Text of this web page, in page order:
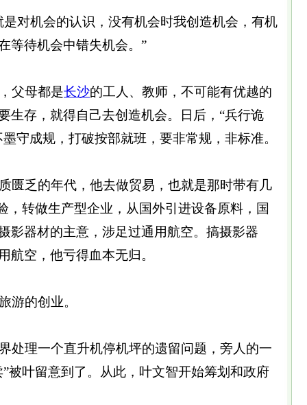
对机会的认识，没有机会时我创造机会，有机
等待机会中错失机会。”
父母都是长沙的工人、教师，不可能有优越的
生存，就得自己去创造机会。日后，“兵行诡
守成规，打破按部就班，要非常规，非标准。
乏的年代，他去做贸易，也就是那时带有几
，转做生产型企业，从国外引进设备原料，国
影器材的主意，涉足过通用航空。搞摄影器
航空，他亏得血本无归。
的创业。
理一个直升机停机坪的遗留问题，旁人的一
”被叶留意到了。从此，叶文智开始筹划和政府